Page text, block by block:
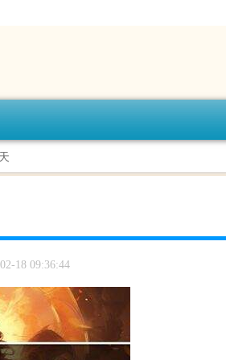
18 09:36:44